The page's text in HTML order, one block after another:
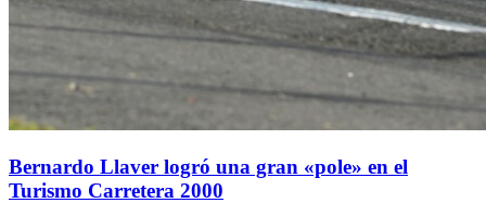
Bernardo Llaver logró una gran «pole» en el
Turismo Carretera 2000